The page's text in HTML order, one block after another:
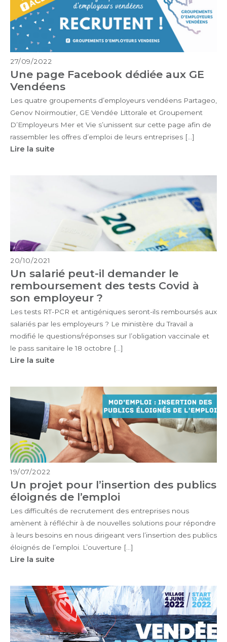
27/09/2022
Une page Facebook dédiée aux GE
Vendéens
Les quatre groupements d’employeurs vendéens Partageo,
Genov Noirmoutier, GE Vendée Littorale et Groupement
D’Employeurs Mer et Vie s’unissent sur cette page afin de
rassembler les offres d’emploi de leurs entreprises […]
Lire la suite
20/10/2021
Un salarié peut-il demander le
remboursement des tests Covid à
son employeur ?
Les tests RT-PCR et antigéniques seront-ils remboursés aux
salariés par les employeurs ? Le ministère du Travail a
modifié le questions/réponses sur l’obligation vaccinale et
le pass sanitaire le 18 octobre […]
Lire la suite
19/07/2022
Un projet pour l’insertion des publics
éloignés de l’emploi
Les difficultés de recrutement des entreprises nous
amènent à réfléchir à de nouvelles solutions pour répondre
à leurs besoins en nous dirigeant vers l’insertion des publics
éloignés de l’emploi. L’ouverture […]
Lire la suite